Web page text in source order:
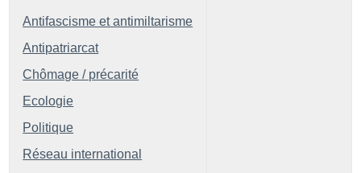
Antifascisme et antimiltarisme
Antipatriarcat
Chômage / précarité
Ecologie
Politique
Réseau international